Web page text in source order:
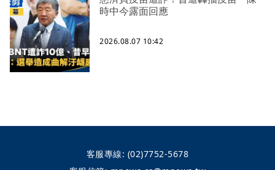
時中今露面回應
2026.08.07 10:42
客服專線: (02)7752-5678